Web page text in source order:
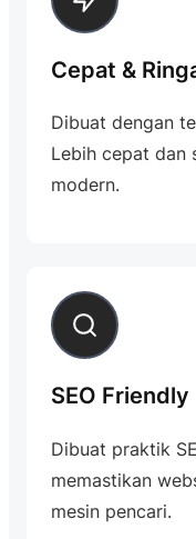
Cepat &
Dibuat dengan
Lebih cepat dan
modern.
SEO Friendly
Dibuat praktik
memastikan
mesin pencari.